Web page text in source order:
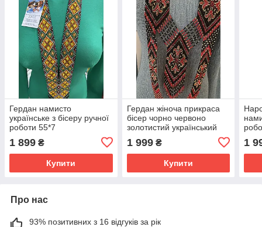
Гердан намисто
українське з бісеру ручної
роботи 55*7
1 899 ₴
Купити
Гердан жіноча прикраса
бісер чорно червоно
золотистий український
1 999₴
Купити
1
Про нас
93% позитивних з 16 відгуків за рік